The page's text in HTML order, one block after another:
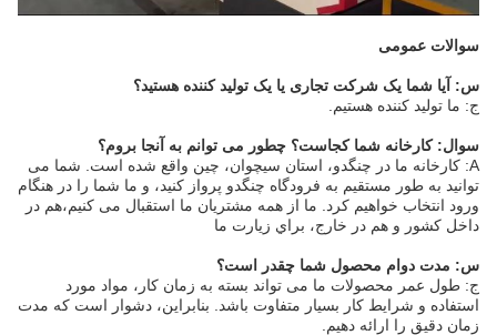
سوالات عمومی
س: آیا شما یک شرکت تجاری یا یک تولید کننده هستید؟
ج: ما تولید کننده هستیم.
سوال: کارخانه شما کجاست؟ چطور می توانم به آنجا بروم؟
A: کارخانه ما در چنگدو، استان سیچوان، چین واقع شده است. شما می
توانید به طور مستقیم به فرودگاه چنگدو پرواز کنید، و ما شما را در هنگام
ورود انتخاب خواهیم کرد. ما از همه مشتریان ما استقبال می کنیم،هم در
داخل کشور و هم در خارج، براي زيارت ما
س: مدت دوام محصول شما چقدر است؟
ج: طول عمر محصولات ما می تواند بسته به زمان کار، مواد مورد
استفاده و شرایط کار بسیار متفاوت باشد. بنابراین، دشوار است که مدت
زمان دقیق را ارائه دهیم.